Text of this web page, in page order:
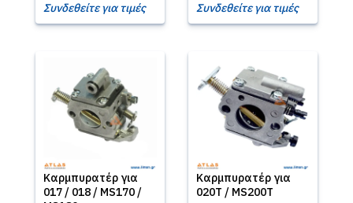
Συνδεθείτε για τιμές
Συνδεθείτε για τιμές
Καρμπυρατέρ για
017 / 018 / MS170 /
Καρμπυρατέρ για
020T / MS200T